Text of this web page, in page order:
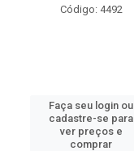
Código: 4492
Faça seu login ou
cadastre-se para
ver preços e
comprar